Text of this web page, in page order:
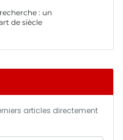
: un
de siècle
articles directement